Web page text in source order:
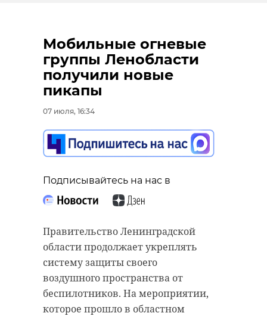
Мобильные огневые
группы Ленобласти
получили новые
пикапы
07 июля, 16:34
Подписывайтесь на нас в
Правительство Ленинградской
области продолжает укреплять
систему защиты своего
воздушного пространства от
беспилотников. На мероприятии,
которое прошло в областном